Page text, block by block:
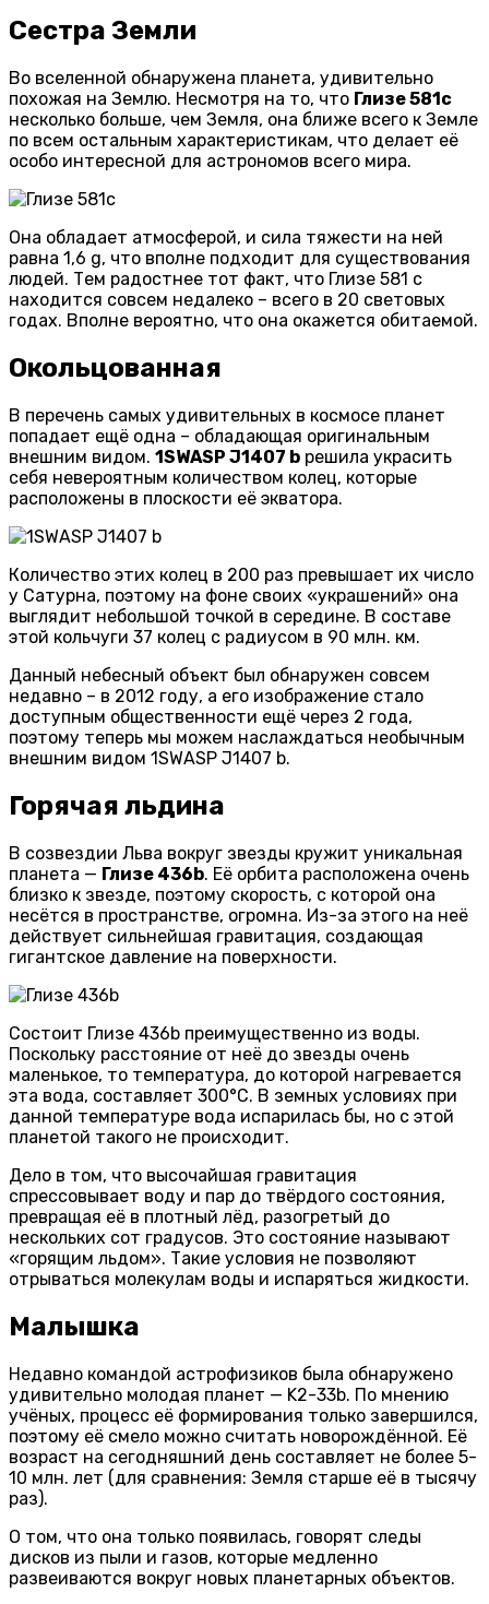
Сестра Земли
Во вселенной обнаружена планета, удивительно
похожая на Землю. Несмотря на то, что Глизе 581с
несколько больше, чем Земля, она ближе всего к Земле
по всем остальным характеристикам, что делает её
особо интересной для астрономов всего мира.
Она обладает атмосферой, и сила тяжести на ней
равна 1,6 g, что вполне подходит для существования
людей. Тем радостнее тот факт, что Глизе 581 с
находится совсем недалеко – всего в 20 световых
годах. Вполне вероятно, что она окажется обитаемой.
Окольцованная
В перечень самых удивительных в космосе планет
попадает ещё одна – обладающая оригинальным
внешним видом. 1SWASP J1407 b решила украсить
себя невероятным количеством колец, которые
расположены в плоскости её экватора.
Количество этих колец в 200 раз превышает их число
у Сатурна, поэтому на фоне своих «украшений» она
выглядит небольшой точкой в середине. В составе
этой кольчуги 37 колец с радиусом в 90 млн. км.
Данный небесный объект был обнаружен совсем
недавно – в 2012 году, а его изображение стало
доступным общественности ещё через 2 года,
поэтому теперь мы можем наслаждаться необычным
внешним видом 1SWASP J1407 b.
Горячая льдина
В созвездии Льва вокруг звезды кружит уникальная
планета — Глизе 436b. Её орбита расположена очень
близко к звезде, поэтому скорость, с которой она
несётся в пространстве, огромна. Из-за этого на неё
действует сильнейшая гравитация, создающая
гигантское давление на поверхности.
Состоит Глизе 436b преимущественно из воды.
Поскольку расстояние от неё до звезды очень
маленькое, то температура, до которой нагревается
эта вода, составляет 300°С. В земных условиях при
данной температуре вода испарилась бы, но с этой
планетой такого не происходит.
Дело в том, что высочайшая гравитация
спрессовывает воду и пар до твёрдого состояния,
превращая её в плотный лёд, разогретый до
нескольких сот градусов. Это состояние называют
«горящим льдом». Такие условия не позволяют
отрываться молекулам воды и испаряться жидкости.
Малышка
Недавно командой астрофизиков была обнаружено
удивительно молодая планет — K2-33b. По мнению
учёных, процесс её формирования только завершился,
поэтому её смело можно считать новорождённой. Её
возраст на сегодняшний день составляет не более 5-
10 млн. лет (для сравнения: Земля старше её в тысячу
раз).
О том, что она только появилась, говорят следы
дисков из пыли и газов, которые медленно
развеиваются вокруг новых планетарных объектов.